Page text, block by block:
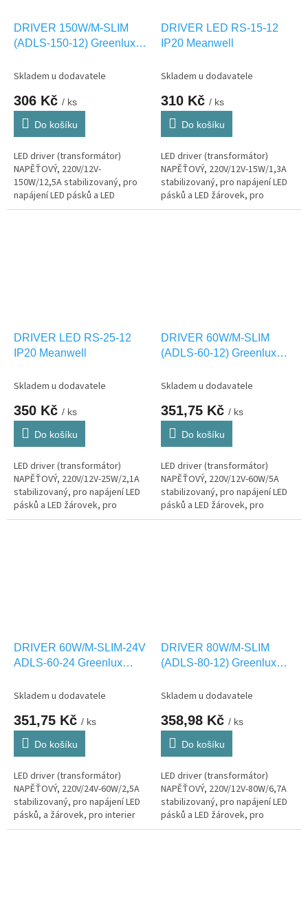
DRIVER 150W/M-SLIM
(ADLS-150-12) Greenlux
Skladem u dodavatele
306 Kč / ks
Do košíku
LED driver (transformátor)
NAPĚŤOVÝ, 220V/12V-
150W/12,5A stabilizovaný, pro
napájení LED pásků a LED
žárovek, pro interier IP20
DRIVER LED RS-15-12
IP20 Meanwell
Skladem u dodavatele
310 Kč / ks
Do košíku
LED driver (transformátor)
NAPĚŤOVÝ, 220V/12V-15W/1,3A
stabilizovaný, pro napájení LED
pásků a LED žárovek, pro
interier IP20
DRIVER LED RS-25-12
IP20 Meanwell
Skladem u dodavatele
350 Kč / ks
Do košíku
LED driver (transformátor)
NAPĚŤOVÝ, 220V/12V-25W/2,1A
stabilizovaný, pro napájení LED
pásků a LED žárovek, pro
interier IP20
DRIVER 60W/M-SLIM
(ADLS-60-12) Greenlux
Skladem u dodavatele
351,75 Kč / ks
Do košíku
LED driver (transformátor)
NAPĚŤOVÝ, 220V/12V-60W/5A
stabilizovaný, pro napájení LED
pásků a LED žárovek, pro
interier IP20
DRIVER 60W/M-SLIM-24V
ADLS-60-24 Greenlux
Skladem u dodavatele
351,75 Kč / ks
Do košíku
LED driver (transformátor)
NAPĚŤOVÝ, 220V/24V-60W/2,5A
stabilizovaný, pro napájení LED
pásků, a žárovek, pro interier
IP20
DRIVER 80W/M-SLIM
(ADLS-80-12) Greenlux
Skladem u dodavatele
358,98 Kč / ks
Do košíku
LED driver (transformátor)
NAPĚŤOVÝ, 220V/12V-80W/6,7A
stabilizovaný, pro napájení LED
pásků a LED žárovek, pro
interier IP20